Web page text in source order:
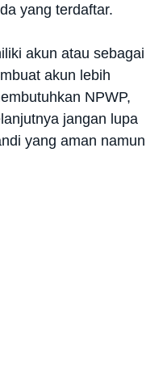
yang terdaftar.
akun atau sebagai
akun lebih
NPWP,
jangan lupa
yang aman namun